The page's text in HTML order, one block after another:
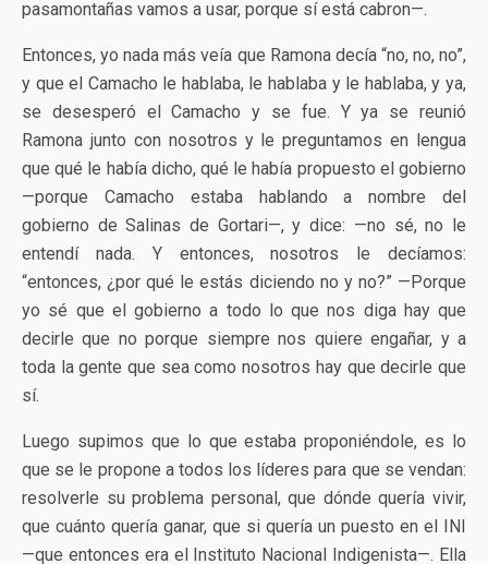
pasamontañas vamos a usar, porque sí está cabron—.
Entonces, yo nada más veía que Ramona decía “no, no, no”,
y que el Camacho le hablaba, le hablaba y le hablaba, y ya,
se desesperó el Camacho y se fue. Y ya se reunió
Ramona junto con nosotros y le preguntamos en lengua
que qué le había dicho, qué le había propuesto el gobierno
—porque Camacho estaba hablando a nombre del
gobierno de Salinas de Gortari—, y dice: —no sé, no le
entendí nada. Y entonces, nosotros le decíamos:
“entonces, ¿por qué le estás diciendo no y no?” —Porque
yo sé que el gobierno a todo lo que nos diga hay que
decirle que no porque siempre nos quiere engañar, y a
toda la gente que sea como nosotros hay que decirle que
sí.
Luego supimos que lo que estaba proponiéndole, es lo
que se le propone a todos los líderes para que se vendan:
resolverle su problema personal, que dónde quería vivir,
que cuánto quería ganar, que si quería un puesto en el INI
—que entonces era el Instituto Nacional Indigenista—. Ella